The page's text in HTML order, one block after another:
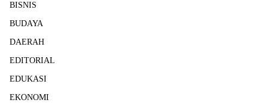
BISNIS
BUDAYA
DAERAH
EDITORIAL
EDUKASI
EKONOMI